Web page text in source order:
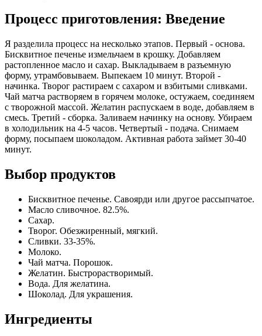
Процесс приготовления: Введение
Я разделила процесс на несколько этапов. Первый - основа.
Бисквитное печенье измельчаем в крошку. Добавляем
растопленное масло и сахар. Выкладываем в разъемную
форму, утрамбовываем. Выпекаем 10 минут. Второй -
начинка. Творог растираем с сахаром и взбитыми сливками.
Чай матча растворяем в горячем молоке, остужаем, соединяем
с творожной массой. Желатин распускаем в воде, добавляем в
смесь. Третий - сборка. Заливаем начинку на основу. Убираем
в холодильник на 4-5 часов. Четвертый - подача. Снимаем
форму, посыпаем шоколадом. Активная работа займет 30-40
минут.
Выбор продуктов
Бисквитное печенье. Савоярди или другое рассыпчатое.
Масло сливочное. 82.5%.
Сахар.
Творог. Обезжиренный, мягкий.
Сливки. 33-35%.
Молоко.
Чай матча. Порошок.
Желатин. Быстрорастворимый.
Вода. Для желатина.
Шоколад. Для украшения.
Ингредиенты